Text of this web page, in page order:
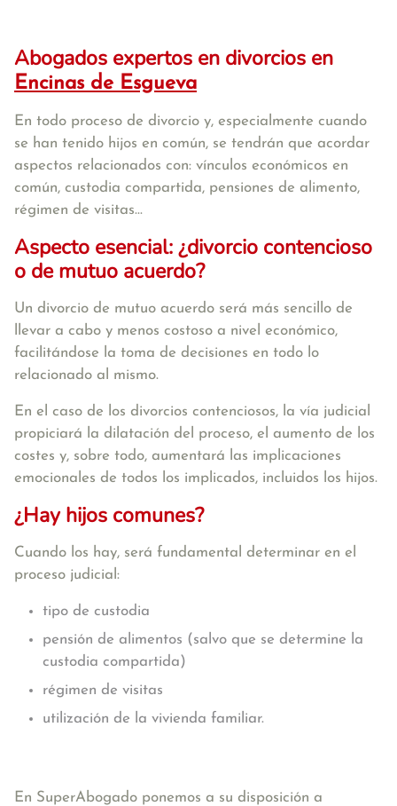
Abogados expertos en divorcios en
Encinas de Esgueva
En todo proceso de divorcio y, especialmente cuando
se han tenido hijos en común, se tendrán que acordar
aspectos relacionados con: vínculos económicos en
común, custodia compartida, pensiones de alimento,
régimen de visitas...
Aspecto esencial: ¿divorcio contencioso
o de mutuo acuerdo?
Un divorcio de mutuo acuerdo será más sencillo de
llevar a cabo y menos costoso a nivel económico,
facilitándose la toma de decisiones en todo lo
relacionado al mismo.
En el caso de los divorcios contenciosos, la vía judicial
propiciará la dilatación del proceso, el aumento de los
costes y, sobre todo, aumentará las implicaciones
emocionales de todos los implicados, incluidos los hijos.
¿Hay hijos comunes?
Cuando los hay, será fundamental determinar en el
proceso judicial:
tipo de custodia
pensión de alimentos (salvo que se determine la
custodia compartida)
régimen de visitas
utilización de la vivienda familiar.
En SuperAbogado ponemos a su disposición a